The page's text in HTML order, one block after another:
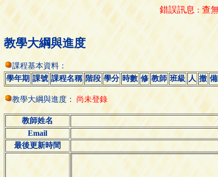
錯誤訊息 : 查
教學大綱與進度
課程基本資料：
學年期 課號 課程名稱 階段 學分 時數 修 教師 班級 人 撤
教學大綱與進度：尚未登錄
教師姓名
Email
最後更新時間